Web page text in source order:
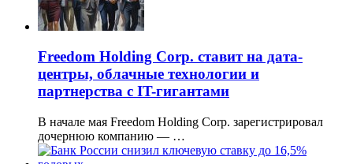
Freedom Holding Corp. ставит на дата-
центры, облачные технологии и
партнерства с IT-гигантами
В начале мая Freedom Holding Corp. зарегистрировал
дочернюю компанию — …